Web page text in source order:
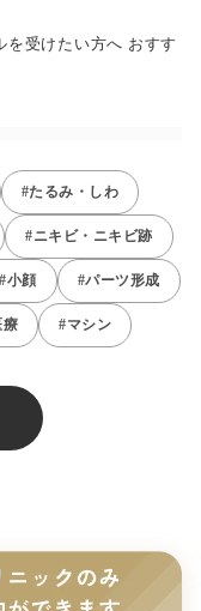
を受けたい方へ おすす
#たるみ・しわ
#ニキビ・ニキビ跡
#小顔 #パーツ形成
療 #マシン